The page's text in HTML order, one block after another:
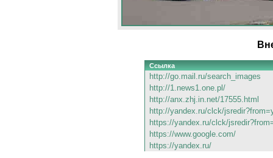
Ссылка
http://go.mail.ru/search_images
http://1.news1.one.pl/
http://anx.zhj.in.net/17555.html
http://yandex.ru/clck/
https://yandex.ru/clck/
https://www.google.com/
https://yandex.ru/